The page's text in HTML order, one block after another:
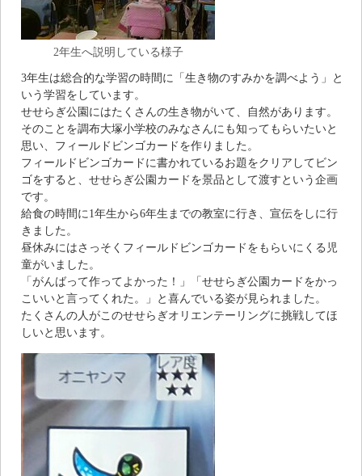
2年生へ説明している様子
3年生は総合的な学習の時間に「生き物のすみかを調べよう」と
いう学習をしています。
せせらぎ公園にはたくさんの生き物がいて、自然があります。
そのことを調布大塚小学校のみなさんにも知ってもらいたいと
思い、フィールドビンゴカードを作りました。
フィールドビンゴカードに書かれているお題をクリアしてビン
ゴをすると、せせらぎ公園カードを景品として渡すという企画
です。
給食の時間に1年生から6年生までの教室に行き、宣伝をしに行
きました。
昼休みにはさっそくフィールドビンゴカードをもらいにくる児
童がいました。
「がんばって作ってよかった！」「せせらぎ公園カードをかっ
こいいと言ってくれた。」と喜んでいる姿が見られました。
たくさんの人がこのせせらぎオリエンテーリングに挑戦してほ
しいと思います。